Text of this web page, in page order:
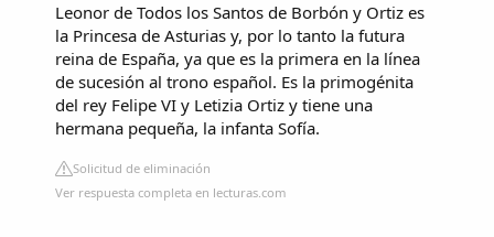
Leonor de Todos los Santos de Borbón y Ortiz es
la Princesa de Asturias y, por lo tanto la futura
reina de España, ya que es la primera en la línea
de sucesión al trono español. Es la primogénita
del rey Felipe VI y Letizia Ortiz y tiene una
hermana pequeña, la infanta Sofía.
Solicitud de eliminación
Ver respuesta completa en lecturas.com